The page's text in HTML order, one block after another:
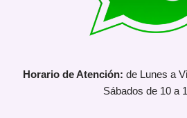
Horario de Atención: de Lunes a
Sábados de 10 a